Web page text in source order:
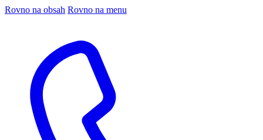
Rovno na obsah Rovno na menu